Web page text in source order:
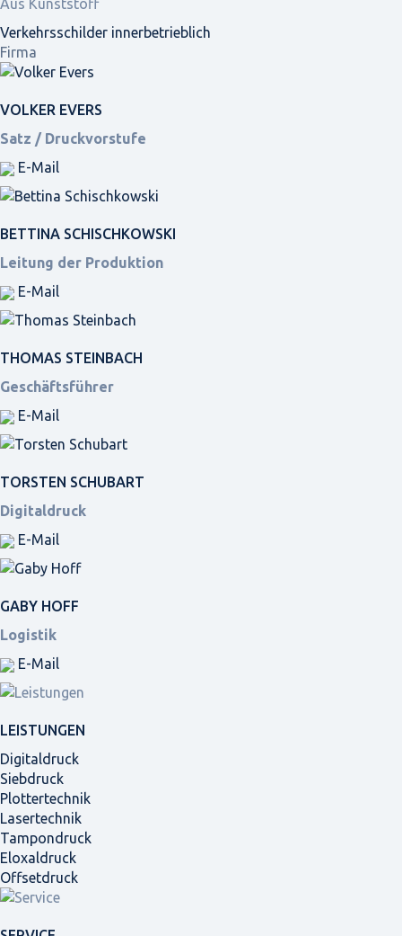
Aus Kunststoff
Verkehrsschilder innerbetrieblich
Firma
VOLKER EVERS
Satz / Druckvorstufe
E-Mail
BETTINA SCHISCHKOWSKI
Leitung der Produktion
E-Mail
THOMAS STEINBACH
Geschäftsführer
E-Mail
TORSTEN SCHUBART
Digitaldruck
E-Mail
GABY HOFF
Logistik
E-Mail
LEISTUNGEN
Digitaldruck
Siebdruck
Plottertechnik
Lasertechnik
Tampondruck
Eloxaldruck
Offsetdruck